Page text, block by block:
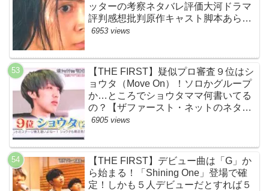
ッターの考察ネタバレ評価大河ドラマ
評判感想批判原作キャスト脚本あらす
じ伏線まとめ犯人黒幕・秋元才加】
6953 views
【THE FIRST】疑似プロ審査９位はシ
ョウタ（Move On）！ソロかグループ
か…ところでショウタママ何書いてる
の？【ザファースト・ネットのネタバ
レ感想考察まとめ・スッキリ・
6905 views
【THE FIRST】デビュー曲は「G」か
ら始まる！「Shining One」登場で確
定！しかも５人デビューだとすれば５